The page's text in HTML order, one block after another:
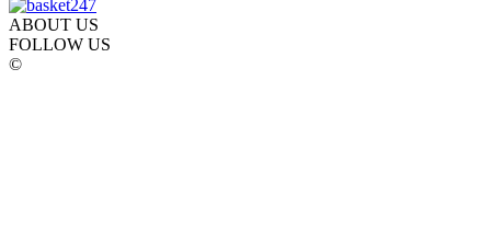
ABOUT US
FOLLOW US
©